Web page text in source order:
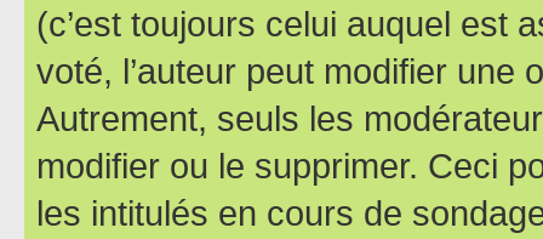
(c’est toujours celui auquel est
voté, l’auteur peut modifier une
Autrement, seuls les
modifier ou le supprimer. Ceci
les intitulés en cours de